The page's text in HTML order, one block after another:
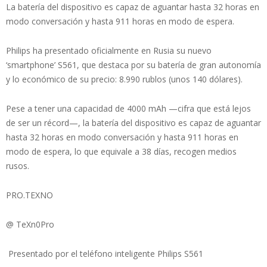
La batería del dispositivo es capaz de aguantar hasta 32 horas en
modo conversación y hasta 911 horas en modo de espera.
Philips ha presentado oficialmente en Rusia su nuevo
‘smartphone’ S561, que destaca por su batería de gran autonomía
y lo económico de su precio: 8.990 rublos (unos 140 dólares).
Pese a tener una capacidad de 4000 mAh —cifra que está lejos
de ser un récord—, la batería del dispositivo es capaz de aguantar
hasta 32 horas en modo conversación y hasta 911 horas en
modo de espera, lo que equivale a 38 días, recogen medios
rusos.
PRO.TEXNO
@ TeXn0Pro
Presentado por el teléfono inteligente Philips S561